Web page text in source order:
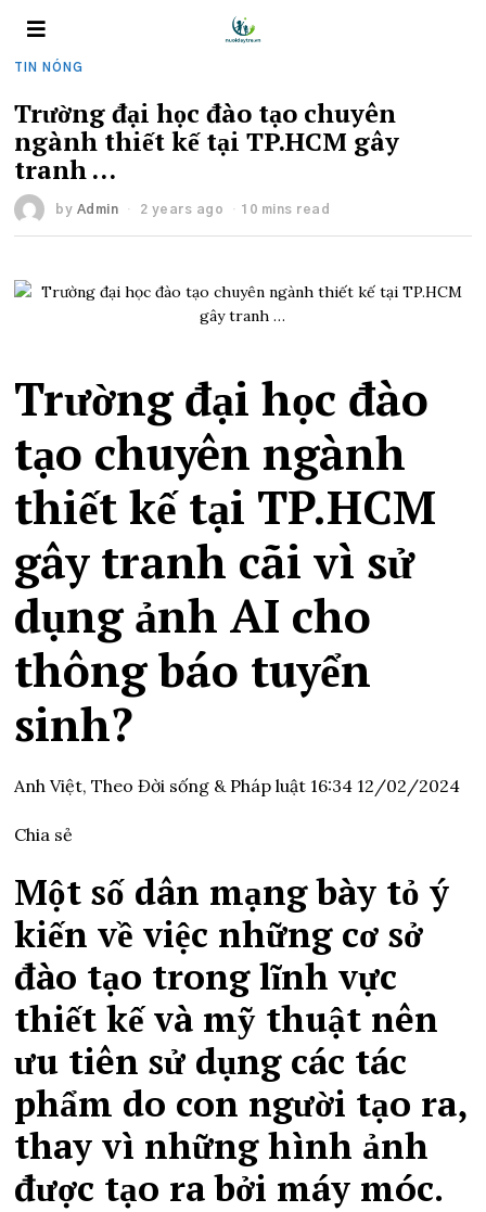
TIN NÓNG
Trường đại học đào tạo chuyên
ngành thiết kế tại TP.HCM gây
tranh …
by Admin 2 years ago 10 mins read
Trường đại học đào
tạo chuyên ngành
thiết kế tại TP.HCM
gây tranh cãi vì sử
dụng ảnh AI cho
thông báo tuyển
sinh?
Anh Việt,Theo Đời sống & Pháp luật 16:34 12/02/2024
Chia sẻ
Một số dân mạng bày tỏ ý
kiến về việc những cơ sở
đào tạo trong lĩnh vực
thiết kế và mỹ thuật nên
ưu tiên sử dụng các tác
phẩm do con người tạo ra,
thay vì những hình ảnh
được tạo ra bởi máy móc.